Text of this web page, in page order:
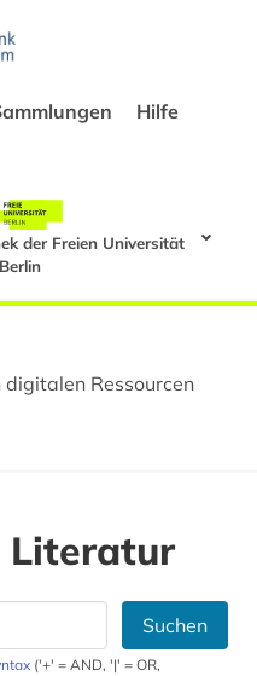
Hilfe
der Freien Universität
Berlin
Ressourcen
Literatur
Suchen
('+' = AND, '|' = OR,